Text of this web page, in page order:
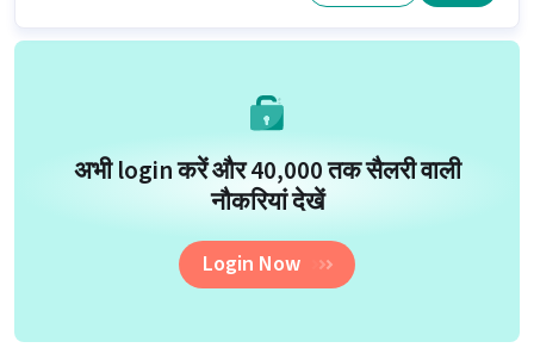
अभी login करें और ₹40,000 तक सैलरी वाली
नौकरियां देखें
Login Now